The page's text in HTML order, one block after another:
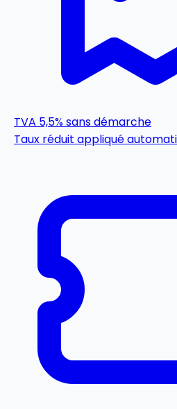
TVA 5,5%sans démarche
Taux réduit appliqué